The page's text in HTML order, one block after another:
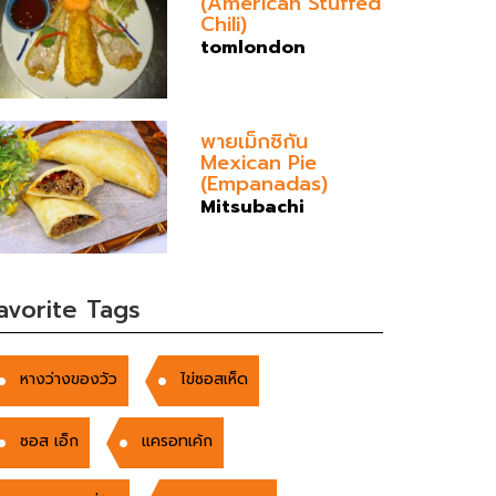
Chili)
tomlondon
พายเม็กซิกัน
Mexican Pie
(Empanadas)
Mitsubachi
Tags
หางว่างของวัว ไข่ซอสเห็ด
ซอส เอ็ก แครอทเค้ก